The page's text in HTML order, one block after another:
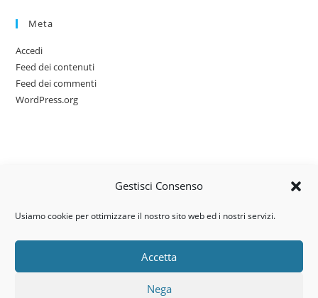
Gestisci Consenso
Usiamo cookie per ottimizzare il nostro sito web ed i nostri servizi.
Accetta
Nega
Meta
Accedi
Feed dei contenuti
Feed dei commenti
WordPress.org
Via dell’artigianato, 14 – 31030